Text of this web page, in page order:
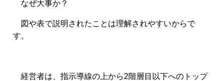
なぜ大事か？
図や表で説明されたことは理解されやすいからで
す。
経営者は、指示導線の上から2階層目以下へのトップ